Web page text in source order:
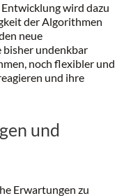
wird dazu
der Algorithmen
neue
bisher undenkbar
noch flexibler und
und ihre
und
Erwartungen zu